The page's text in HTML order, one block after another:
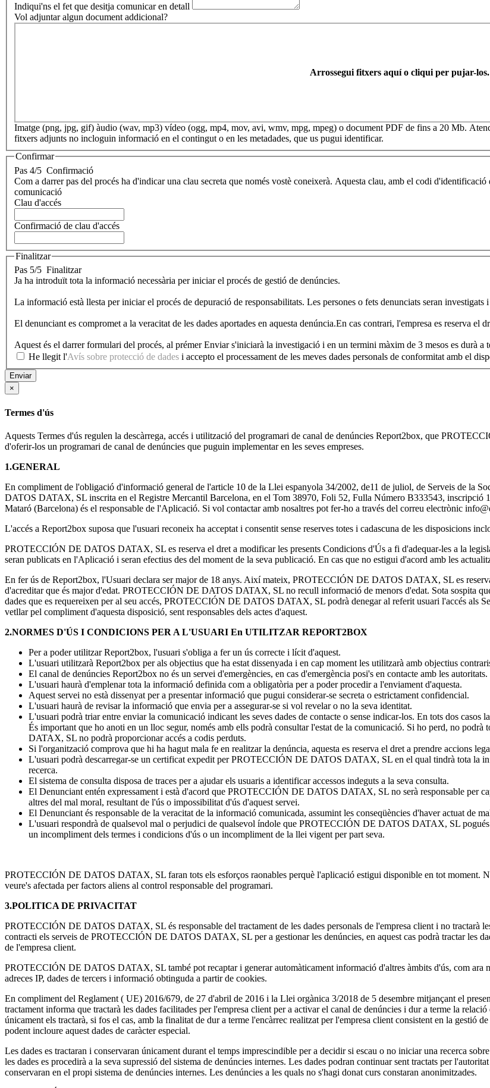
Indiqui'ns el fet que desitja comunicar en detall
Vol adjuntar algun document addicional?
Arrossegui fitxers aquí o cliqui per pujar-los.
Imatge (png, jpg, gif) àudio (wav, mp3) vídeo (ogg, mp4, mov, avi, wmv, mpg, mpeg) o document PDF de fins a 20 Mb.
fitxers adjunts no incloguin informació en el contingut o en les metadades, que us pugui identificar.
Confirmar
Pas 4/5 Confirmació
Com a darrer pas del procés ha d'indicar una clau secreta que només vostè coneixerà. Aquesta clau, amb el codi
comunicació
Clau d'accés
Confirmació de clau d'accés
Finalitzar
Pas 5/5 Finalitzar
Ja ha introduït tota la informació necessària per iniciar el procés de gestió de denúncies.
La informació està llesta per iniciar el procés de depuració de responsabilitats. Les persones o fets denunciats seran investigats
El denunciant es compromet a la veracitat de les dades aportades en aquesta denúncia.En cas contrari, l'empresa es reserva el
Aquest és el darrer formulari del procés, al prémer Enviar s'iniciarà la investigació i en un termini màxim de 3 mesos es durà
He llegit l'Avís sobre protecció de dades i accepto el processament de les meves dades personals
Enviar
×
Termes d'ús
Aquests Termes d'ús regulen la descàrrega, accés i utilització del programari de canal de denúncies Report2box, que
d'oferir-los un programari de canal de denúncies que puguin implementar en les seves empreses.
1.GENERAL
En compliment de l'obligació d'informació general de l'article 10 de la Llei espanyola 34/2002, de11 de juliol, de Serveis de la
DATOS DATAX, SL inscrita en el Registre Mercantil Barcelona, en el Tom 38970, Foli 52, Fulla Número B333543,
Mataró (Barcelona) és el responsable de l'Aplicació. Si vol contactar amb nosaltres pot fer-ho a través del correu electrònic
L'accés a Report2box suposa que l'usuari reconeix ha acceptat i consentit sense reserves totes i cadascuna de les disposicions
PROTECCIÓN DE DATOS DATAX, SL es reserva el dret a modificar les presents Condicions d'Ús a fi d'adequar-les a la
seran publicats en l'Aplicació i seran efectius des del moment de la seva publicació. En cas que no estigui d'acord amb les
En fer ús de Report2box, l'Usuari declara ser major de 18 anys. Així mateix, PROTECCIÓN DE DATOS DATAX, SL es
d'acreditar que és major d'edat. PROTECCIÓN DE DATOS DATAX, SL no recull informació de menors d'edat. Sota sospita
dades que es requereixen per al seu accés, PROTECCIÓN DE DATOS DATAX, SL podrà denegar al referit usuari l'accés als
vetllar pel compliment d'aquesta disposició, sent responsables dels actes d'aquest.
2.NORMES D'ÚS I CONDICIONS PER A L'USUARI En UTILITZAR REPORT2BOX
Per a poder utilitzar Report2box, l'usuari s'obliga a fer un ús correcte i lícit d'aquest.
L'usuari utilitzarà Report2box per als objectius que ha estat dissenyada i en cap moment les utilitzarà amb objectius
El canal de denúncies Report2box no és un servei d'emergències, en cas d'emergència posi's en contacte amb les autoritats.
L'usuari haurà d'emplenar tota la informació definida com a obligatòria per a poder procedir a l'enviament d'aquesta.
Aquest servei no està dissenyat per a presentar informació que pugui considerar-se secreta o estrictament confidencial.
L'usuari haurà de revisar la informació que envia per a assegurar-se si vol revelar o no la seva identitat.
L'usuari podrà triar entre enviar la comunicació indicant les seves dades de contacte o sense indicar-los. En tots dos
És important que ho anoti en un lloc segur, només amb ells podrà consultar l'estat de la comunicació. Si ho perd, no
DATAX, SL no podrà proporcionar accés a codis perduts.
Si l'organització comprova que hi ha hagut mala fe en realitzar la denúncia, aquesta es reserva el dret a prendre accions
L'usuari podrà descarregar-se un certificat expedit per PROTECCIÓN DE DATOS DATAX, SL en el qual tindrà tota la
recerca.
El sistema de consulta disposa de traces per a ajudar els usuaris a identificar accessos indeguts a la seva consulta.
El Denunciant entén expressament i està d'acord que PROTECCIÓN DE DATOS DATAX, SL no serà responsable per
altres del mal moral, resultant de l'ús o impossibilitat d'ús d'aquest servei.
El Denunciant és responsable de la veracitat de la informació comunicada, assumint les conseqüències d'haver actuat de
L'usuari respondrà de qualsevol mal o perjudici de qualsevol índole que PROTECCIÓN DE DATOS DATAX, SL
un incompliment dels termes i condicions d'ús o un incompliment de la llei vigent per part seva.
PROTECCIÓN DE DATOS DATAX, SL faran tots els esforços raonables perquè l'aplicació estigui disponible en tot moment.
veure's afectada per factors aliens al control responsable del programari.
3.POLITICA DE PRIVACITAT
PROTECCIÓN DE DATOS DATAX, SL és responsable del tractament de les dades personals de l'empresa client i no tractarà
contracti els serveis de PROTECCIÓN DE DATOS DATAX, SL per a gestionar les denúncies, en aquest cas podrà tractar les
de l'empresa client.
PROTECCIÓN DE DATOS DATAX, SL també pot recaptar i generar automàticament informació d'altres àmbits d'ús, com ara
adreces IP, dades de tercers i informació obtinguda a partir de cookies.
En compliment del Reglament ( UE) 2016/679, de 27 d'abril de 2016 i la Llei orgànica 3/2018 de 5 desembre mitjançant el
tractament informa que tractarà les dades facilitades per l'empresa client per a activar el canal de denúncies i dur a terme la
únicament els tractarà, si fos el cas, amb la finalitat de dur a terme l'encàrrec realitzat per l'empresa client consistent en la gestió
podent incloure aquest dades de caràcter especial.
Les dades es tractaran i conservaran únicament durant el temps imprescindible per a decidir si escau o no iniciar una recerca
les dades es procedirà a la seva supressió del sistema de denúncies internes. Les dades podran continuar sent tractats per
conservaran en el propi sistema de denúncies internes. Les denúncies a les quals no s'hagi donat curs constaran anonimitzades.